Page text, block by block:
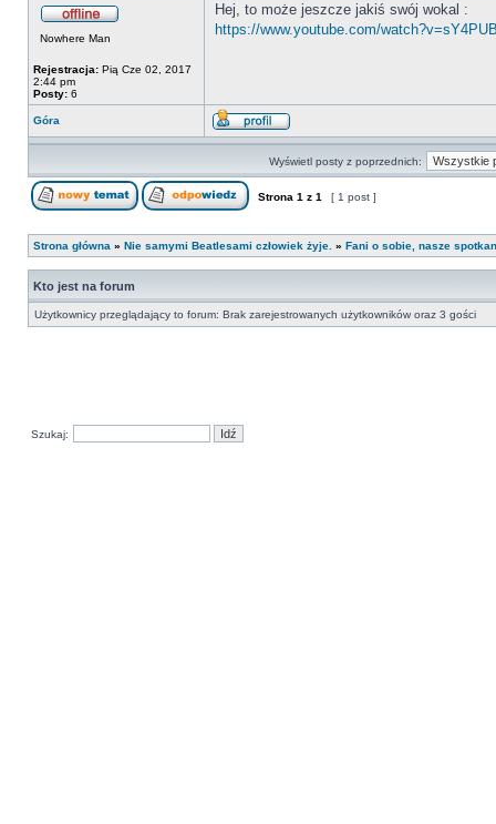
Nowhere Man
Rejestracja: Pią Cze 02, 2017
2:44 pm
Posty: 6
Hej, to może jeszcze jakiś swój wokal :
https://www.youtube.com/
Góra
Wyświetl posty z poprzednich:
Strona 1 z 1 [ 1 post ]
Strona główna » Nie samymi Beatlesami człowiek żyje. » Fani o sobie, nasze
Kto jest na forum
Użytkownicy przeglądający to forum: Brak zarejestrowanych użytkowników oraz 3 gości
Szukaj: